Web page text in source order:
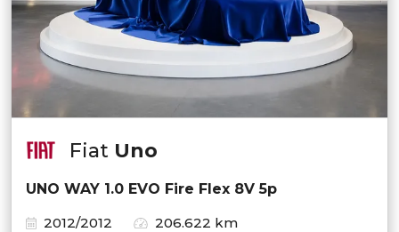
Fiat Uno
UNO WAY 1.0 EVO Fire Flex 8V 5p
2012/2012
206.622 km